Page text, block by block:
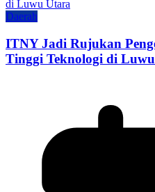
Daerah
ITNY Jadi Rujukan
Tinggi Teknologi di